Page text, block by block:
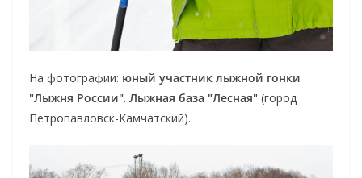
На фотографии: юный участник лыжной гонки
"Лыжня России". Лыжная база "Лесная" (город
Петропавловск-Камчатский).